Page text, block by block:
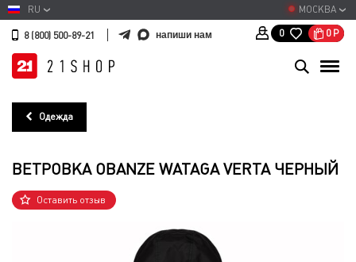
МОСКВА
RU
8 (800) 500-89-21 напиши нам 0 0 Р
Одежда
ВЕТРОВКА OBANZE WATAGA VERTA ЧЕРНЫЙ
Оставить отзыв